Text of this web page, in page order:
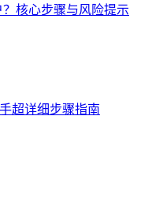
核心步骤与风险提示
超详细步骤指南